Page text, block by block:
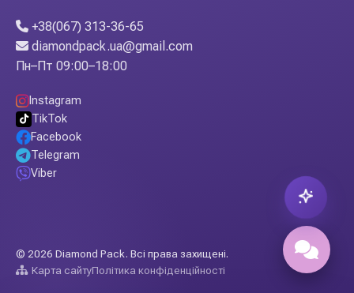
+38(067) 313-36-65
diamondpack.ua@gmail.com
Пн–Пт 09:00–18:00
Instagram
TikTok
Facebook
Telegram
Viber
© 2026 Diamond Pack. Всі права захищені.
Карта сайтуПолітика конфіденційності